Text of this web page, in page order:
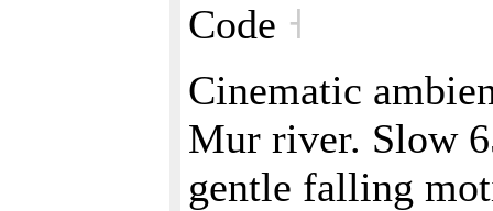
Code ˧
Cinematic
Mur river. Slow
gentle falling